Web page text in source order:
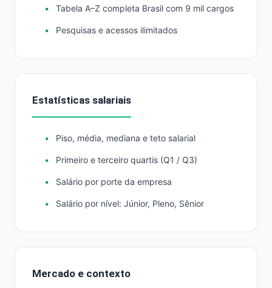
Tabela A–Z completa Brasil com 9 mil cargos
Pesquisas e acessos ilimitados
Estatísticas salariais
Piso, média, mediana e teto salarial
Primeiro e terceiro quartis (Q1 / Q3)
Salário por porte da empresa
Salário por nível: Júnior, Pleno, Sênior
Mercado e contexto